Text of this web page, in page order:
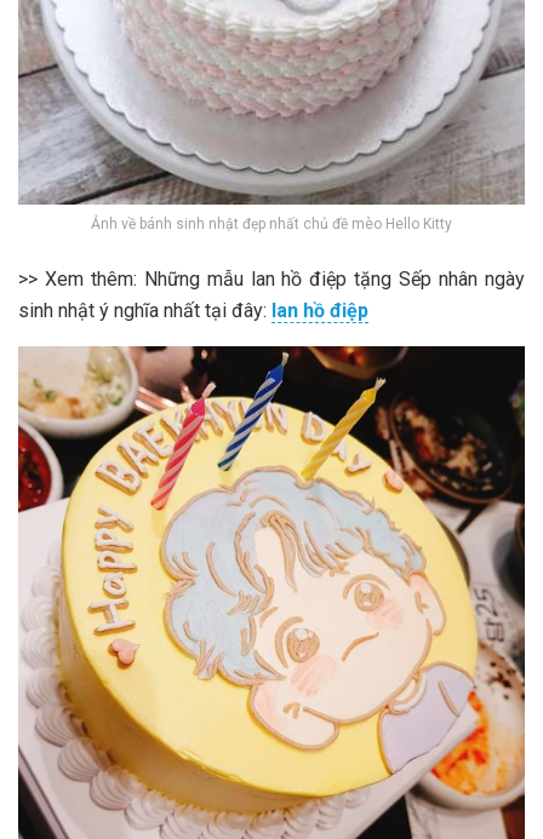
Ảnh về bánh sinh nhật đẹp nhất chủ đề mèo Hello Kitty
>> Xem thêm: Những mẫu lan hồ điệp tặng Sếp nhân ngày
sinh nhật ý nghĩa nhất tại đây: lan hồ điệp